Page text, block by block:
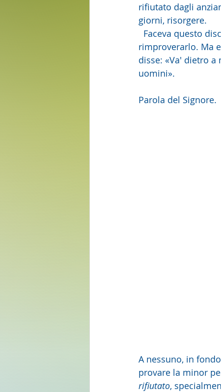
rifiutato dagli
giorni, risorgere.
rimproverarlo. Ma
disse: «Va' dietro a
uomini».
Parola del Signore.
A nessuno, in
provare la minor
rifiutato,